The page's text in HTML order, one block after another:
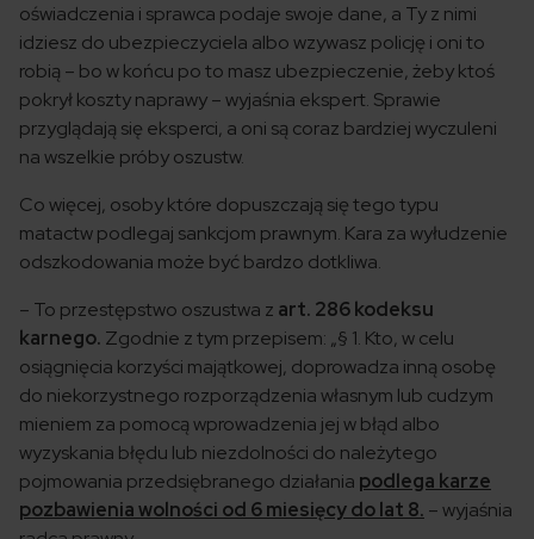
oświadczenia i sprawca podaje swoje dane, a Ty z nimi
idziesz do ubezpieczyciela albo wzywasz policję i oni to
robią – bo w końcu po to masz ubezpieczenie, żeby ktoś
pokrył koszty naprawy – wyjaśnia ekspert. Sprawie
przyglądają się eksperci, a oni są coraz bardziej wyczuleni
na wszelkie próby oszustw.
Co więcej, osoby które dopuszczają się tego typu
matactw podlegaj sankcjom prawnym. Kara za wyłudzenie
odszkodowania może być bardzo dotkliwa.
– To przestępstwo oszustwa z art. 286 kodeksu
karnego. Zgodnie z tym przepisem: „§ 1. Kto, w celu
osiągnięcia korzyści majątkowej, doprowadza inną osobę
do niekorzystnego rozporządzenia własnym lub cudzym
mieniem za pomocą wprowadzenia jej w błąd albo
wyzyskania błędu lub niezdolności do należytego
pojmowania przedsiębranego działania podlega karze
pozbawienia wolności od 6 miesięcy do lat 8. – wyjaśnia